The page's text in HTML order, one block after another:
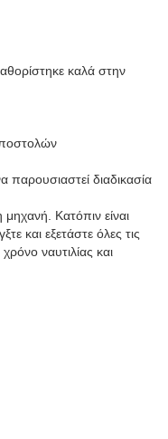
καλά στην
διαδικασία
Κατόπιν είναι
και εξετάστε όλες τις
ναυτιλίας και